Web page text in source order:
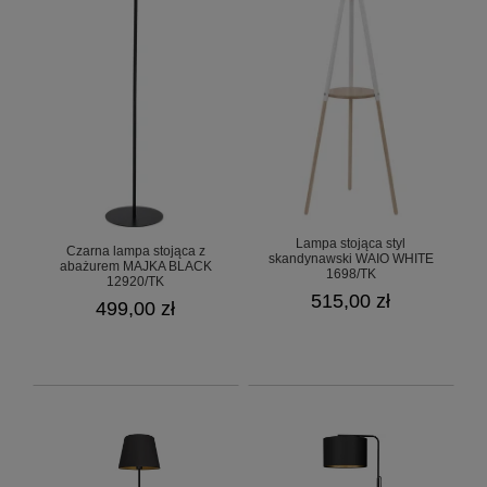
Czarna lampa stojąca z
abażurem MAJKA BLACK
12920/TK
499,00 zł
Lampa stojąca styl
skandynawski WAIO WHITE
1698/TK
515,00 zł